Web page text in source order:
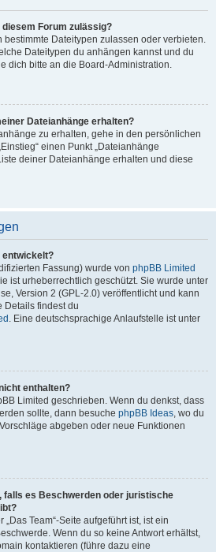
Forum zulässig?
bestimmte Dateitypen zulassen oder verbieten.
Dateitypen du anhängen kannst und du
dich bitte an die Board-Administration.
Dateianhänge erhalten?
zu erhalten, gehe in den persönlichen
einen Punkt „Dateianhänge
deiner Dateianhänge erhalten und diese
entwickelt?
Fassung) wurde von phpBB Limited
ist urheberrechtlich geschützt. Sie wurde unter
Version 2 (GPL-2.0) veröffentlicht und kann
Details findest du
. Eine deutschsprachige Anlaufstelle ist unter
enthalten?
Limited geschrieben. Wenn du denkst, dass
sollte, dann besuche phpBB Ideas, wo du
abgeben oder neue Funktionen
falls es Beschwerden oder juristische
Team“-Seite aufgeführt ist, ist ein
Wenn du so keine Antwort erhältst,
kontaktieren (führe dazu eine